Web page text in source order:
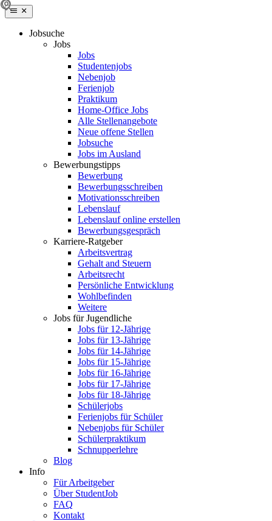
Jobsuche
Jobs
Jobs
Studentenjobs
Nebenjob
Ferienjob
Praktikum
Home-Office Jobs
Alle Stellenangebote
Neue offene Stellen
Jobsuche
Jobs im Ausland
Bewerbungstipps
Bewerbung
Bewerbungsschreiben
Motivationsschreiben
Lebenslauf
Lebenslauf online erstellen
Bewerbungsgespräch
Karriere-Ratgeber
Arbeitsvertrag
Gehalt and Steuern
Arbeitsrecht
Persönliche Entwicklung
Wohlbefinden
Weitere
Jobs für Jugendliche
Jobs für 12-Jährige
Jobs für 13-Jährige
Jobs für 14-Jährige
Jobs für 15-Jährige
Jobs für 16-Jährige
Jobs für 17-Jährige
Jobs für 18-Jährige
Schülerjobs
Ferienjobs für Schüler
Nebenjobs für Schüler
Schülerpraktikum
Schnupperlehre
Blog
Info
Für Arbeitgeber
Über StudentJob
FAQ
Kontakt